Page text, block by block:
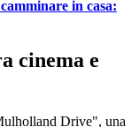
in casa:
cinema e
Drive", una